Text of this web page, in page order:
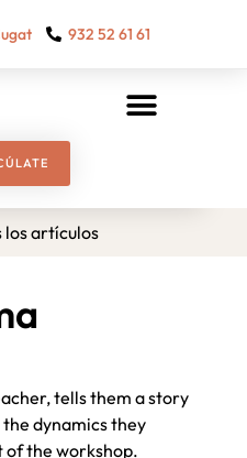
932 52 61 61
los artículos
tells them a story
the dynamics they
of the workshop.